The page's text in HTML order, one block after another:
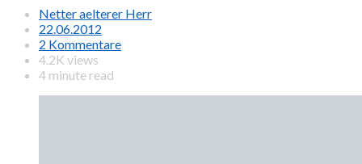
Netter aelterer Herr
22.06.2012
2 Kommentare
4.2K views
4 minute read